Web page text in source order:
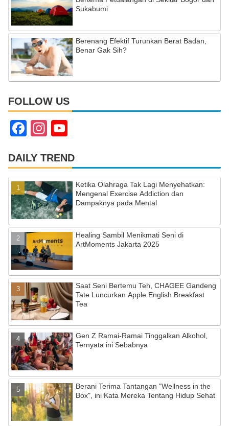
Sukabumi
Berenang Efektif Turunkan Berat Badan,
Benar Gak Sih?
FOLLOW US
F
c
e
b
o
o
k
In
a
gr
a
m
u
T
u
b
e
C
h
a
n
n
el
DAILY TREND
Ketika Olahraga Tak Lagi Menyehatkan:
Mengenal Exercise Addiction dan
Dampaknya pada Mental
Healing Sambil Menikmati Seni di
ArtMoments Jakarta 2025
Saat Seni Bertemu Teh, CHAGEE Gandeng
Tate Luncurkan Apple English Breakfast
Tea
Gen Z Ramai-Ramai Tinggalkan Alkohol,
Ternyata ini Sebabnya
Berani Terima Tantangan "Wellness in the
Box", ini Kata Mereka Tentang Hidup Sehat